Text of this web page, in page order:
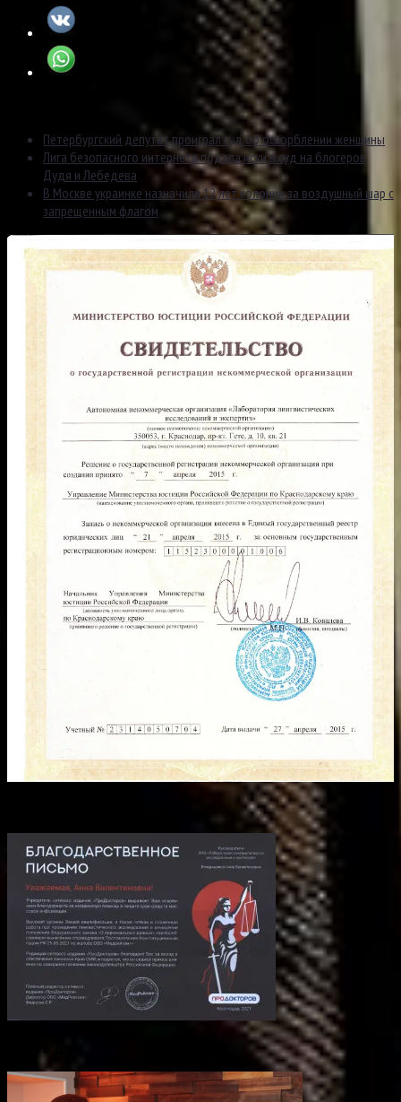
Петербургский депутат проиграл суд об оскорблении женщины
Лига безопасного интернета подала иски в суд на блогеров
Дудя и Лебедева
В Москве украинке назначили 12 лет колонии за воздушный шар с
запрещенным флагом